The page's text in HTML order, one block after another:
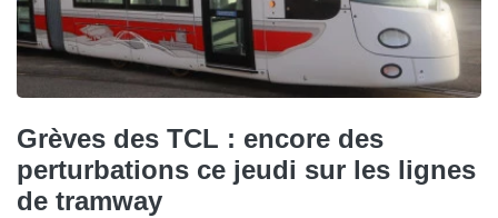
Grèves des TCL : encore des
perturbations ce jeudi sur les lignes
de tramway